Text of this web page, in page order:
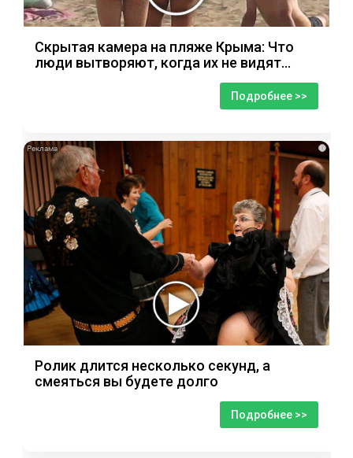
Скрытая камера на пляже Крыма: Что
люди вытворяют, когда их не видят...
Подробнее >>
i
Ролик длится несколько секунд, а
смеяться вы будете долго
Подробнее >>